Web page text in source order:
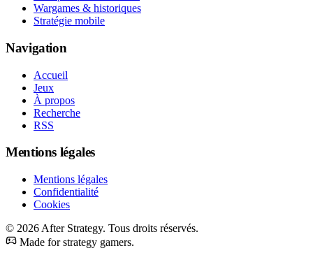
Wargames & historiques
Stratégie mobile
Navigation
Accueil
Jeux
À propos
Recherche
RSS
Mentions légales
Mentions légales
Confidentialité
Cookies
© 2026 After Strategy. Tous droits réservés.
Made for strategy gamers.